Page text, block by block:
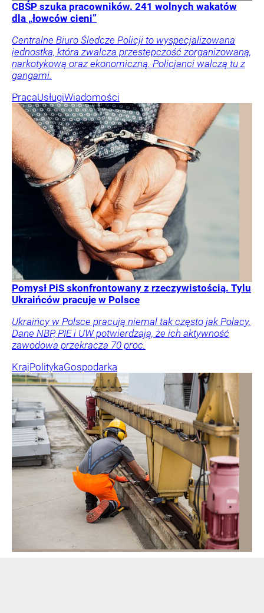
CBŚP szuka pracowników. 241 wolnych wakatów
dla „łowców cieni”
Centralne Biuro Śledcze Policji to wyspecjalizowana
jednostka, która zwalcza przestępczość zorganizowaną,
narkotykową oraz ekonomiczną. Policjanci walczą tu z
gangami.
PracaUsługiWiadomości
Pomysł PiS skonfrontowany z rzeczywistością. Tylu
Ukraińców pracuje w Polsce
Ukraińcy w Polsce pracują niemal tak często jak Polacy.
Dane NBP, PIE i UW potwierdzają, że ich aktywność
zawodowa przekracza 70 proc.
KrajPolitykaGospodarka